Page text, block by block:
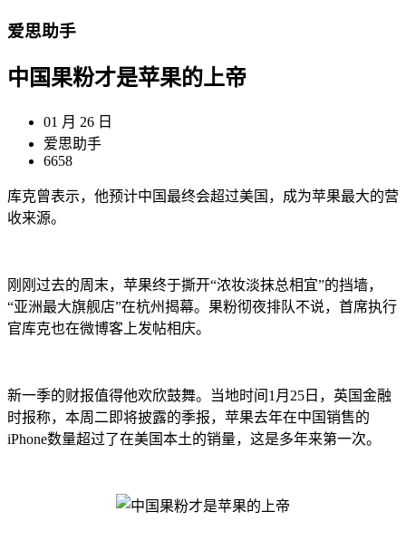
爱思助手
中国果粉才是苹果的上帝
01 月 26 日
爱思助手
6658
库克曾表示，他预计中国最终会超过美国，成为苹果最大的营
收来源。
刚刚过去的周末，苹果终于撕开“浓妆淡抹总相宜”的挡墙，
“亚洲最大旗舰店”在杭州揭幕。果粉彻夜排队不说，首席执行
官库克也在微博客上发帖相庆。
新一季的财报值得他欢欣鼓舞。当地时间1月25日，英国金融
时报称，本周二即将披露的季报，苹果去年在中国销售的
iPhone数量超过了在美国本土的销量，这是多年来第一次。